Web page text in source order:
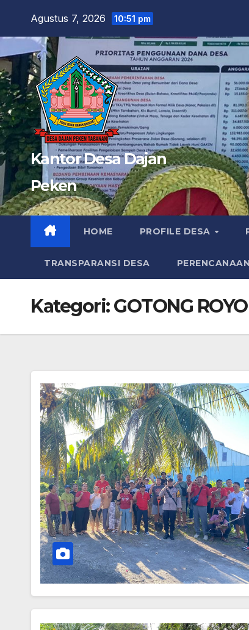
Agustus 7, 2026 10:51 pm
Kantor Desa Dajan
Peken
HOME PROFILE DESA
TRANSPARANSI DESA
Kategori:GOTONG